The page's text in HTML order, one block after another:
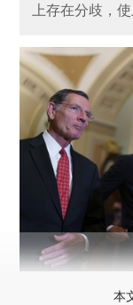
上存在分歧，
本